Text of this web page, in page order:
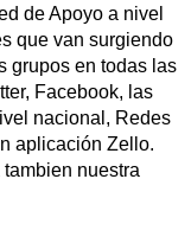
de Apoyo a nivel
que van surgiendo
grupos en todas las
Facebook, las
nacional, Redes
aplicación Zello.
nuestra